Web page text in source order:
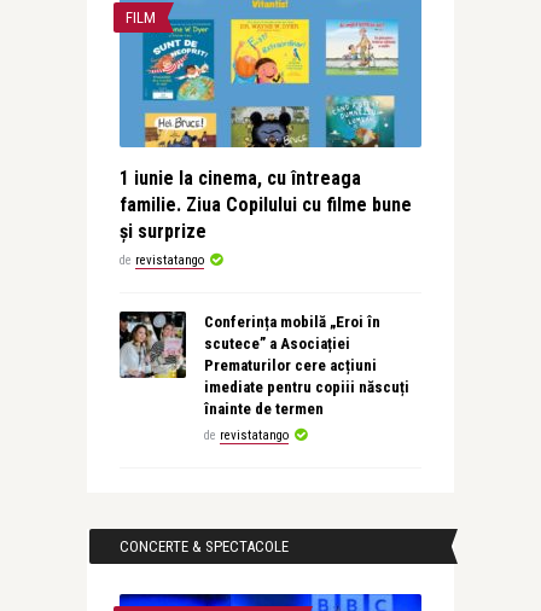
FILM
1 iunie la cinema, cu întreaga
familie. Ziua Copilului cu filme bune
și surprize
de revistatango
Conferința mobilă „Eroi în
scutece” a Asociației
Prematurilor cere acțiuni
imediate pentru copiii născuți
înainte de termen
de revistatango
CONCERTE & SPECTACOLE